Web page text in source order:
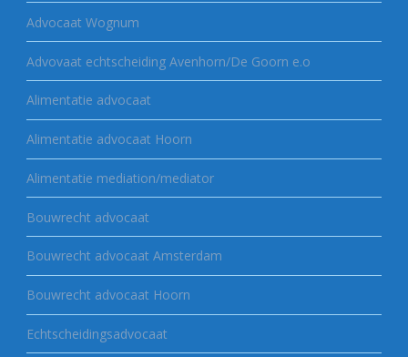
Advocaat Wognum
Advovaat echtscheiding Avenhorn/De Goorn e.o
Alimentatie advocaat
Alimentatie advocaat Hoorn
Alimentatie mediation/mediator
Bouwrecht advocaat
Bouwrecht advocaat Amsterdam
Bouwrecht advocaat Hoorn
Echtscheidingsadvocaat